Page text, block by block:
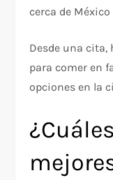
cerca de
Desde una
para comer en
opciones en la